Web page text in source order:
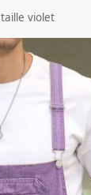
violet